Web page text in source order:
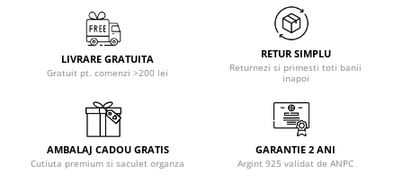
LIVRARE GRATUITA
Gratuit pt. comenzi >200 lei
RETUR SIMPLU
Returnezi si primesti toti banii
inapoi
AMBALAJ CADOU GRATIS
Cutiuta premium si saculet organza
GARANTIE 2 ANI
Argint 925 validat de ANPC